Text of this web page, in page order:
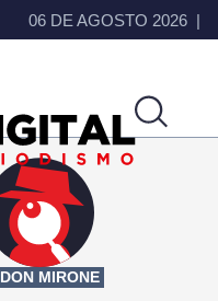
06 DE AGOSTO 2026
DON MIRONE